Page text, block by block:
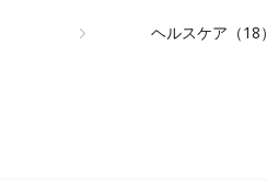
ヘルスケア（18）